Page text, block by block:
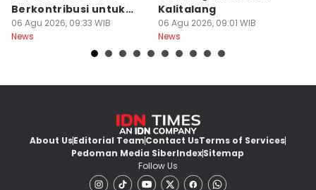
Berkontribusi untuk
Perekonomian
06 Agu 2026, 09:33 WIB
News
Kalitalang
06 Agu 2026, 09:01 WIB
News
About UsEditorial TeamContact UsTerms of Services
Pedoman Media SiberIndexSitemap
Follow Us